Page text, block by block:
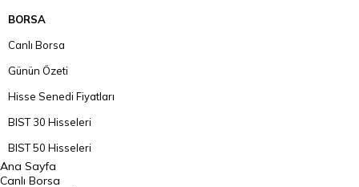
BORSA
Canlı Borsa
Günün Özeti
Hisse Senedi Fiyatları
BIST 30 Hisseleri
BIST 50 Hisseleri
BIST 100 Hisseleri
Ana Sayfa
Canlı Borsa